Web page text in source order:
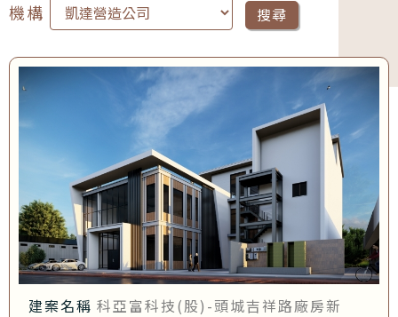
機構 搜尋
建案名稱 科亞富科技(股)-頭城吉祥路廠房新